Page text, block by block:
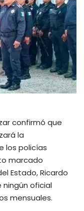
confirmó que
la
los policías
marcado
Estado, Ricardo
ningún oficial
mensuales.